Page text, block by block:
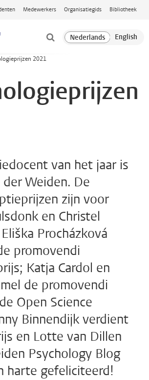
Medewerkers Organisatiegids Bibliotheek
2021
van het jaar is
Weiden. De
zijn voor
en Christel
Procházková
promovendi
Katja Cardol en
de promovendi
Open Science
Binnendijk verdient
en Lotte van Dillen
Psychology Blog
harte gefeliciteerd!